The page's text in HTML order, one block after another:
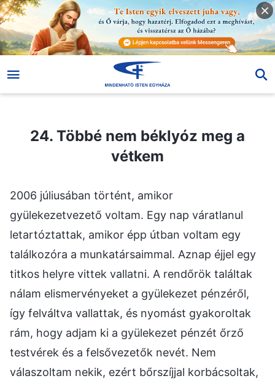
24. Többé nem béklyóz meg a vétkem
24. Többé nem béklyóz meg a
vétkem
2006 júliusában történt, amikor
gyülekezetvezető voltam. Egy nap váratlanul
letartóztattak, amikor épp útban voltam egy
találkozóra a munkatársaimmal. Aznap éjjel egy
titkos helyre vittek vallatni. A rendőrök találtak
nálam elismervényeket a gyülekezet pénzéről,
így felváltva vallattak, és nyomást gyakoroltak
rám, hogy adjam ki a gyülekezet pénzét őrző
testvérek és a felsővezetők nevét. Nem
válaszoltam nekik, ezért bőrszíjjal korbácsoltak,